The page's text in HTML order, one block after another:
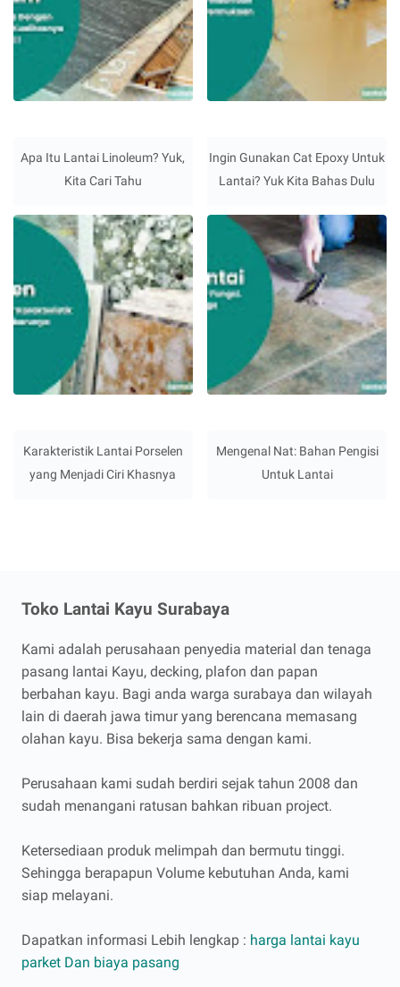
Apa Itu Lantai Linoleum? Yuk,
Kita Cari Tahu
Ingin Gunakan Cat Epoxy Untuk
Lantai? Yuk Kita Bahas Dulu
Karakteristik Lantai Porselen
yang Menjadi Ciri Khasnya
Mengenal Nat: Bahan Pengisi
Untuk Lantai
Toko Lantai Kayu Surabaya
Kami adalah perusahaan penyedia material dan tenaga
pasang lantai Kayu, decking, plafon dan papan
berbahan kayu. Bagi anda warga surabaya dan wilayah
lain di daerah jawa timur yang berencana memasang
olahan kayu. Bisa bekerja sama dengan kami.
Perusahaan kami sudah berdiri sejak tahun 2008 dan
sudah menangani ratusan bahkan ribuan project.
Ketersediaan produk melimpah dan bermutu tinggi.
Sehingga berapapun Volume kebutuhan Anda, kami
siap melayani.
Dapatkan informasi Lebih lengkap : harga lantai kayu
parket Dan biaya pasang